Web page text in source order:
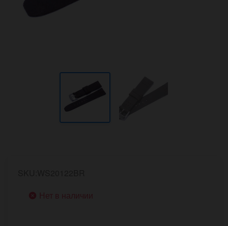
Нет в наличии